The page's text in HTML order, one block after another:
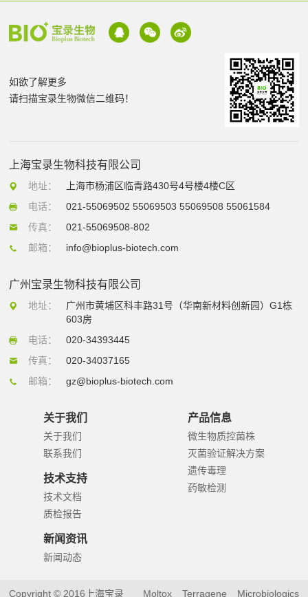
如欲了解更多
请扫描宝录生物微信二维码！
上海宝录生物科技有限公司
地址：
上海市杨浦区临青路430号4号楼4楼C区
电话：
021-55069502 55069503 55069508 55061584
传真：
021-55069508-802
邮箱：
info@bioplus-biotech.com
广州宝录生物科技有限公司
地址：
广州市黄埔区科丰路31号（华南新材料创新园）G1栋
603房
电话：
020-34393445
传真：
020-34037165
邮箱：
gz@bioplus-biotech.com
关于我们
关于我们
联系我们
技术支持
技术文档
质检报告
新闻资讯
新闻动态
产品信息
微生物质控菌株
灭菌验证解决方案
遗传毒理
药敏检测
Microbiologics
Terragene
Moltox
Copyright © 2016上海宝录